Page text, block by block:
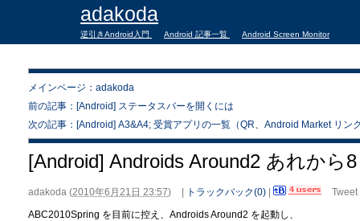
adakoda
逆引きAndroid入門 Android 記事一覧 Android Screen Monitor
メインページ：adakoda
前の記事：[Android] ステータスバーを開くには
次の記事：[Android] A3&A4; 受賞アプリの一覧（QR、Android Market リン
[Android] Androids Around2 あれから
adakoda (2010年6月21日 23:57) トラックバック(0)
Tweet
ABC2010Spring を目前に控え、Androids Around2 を起動し、